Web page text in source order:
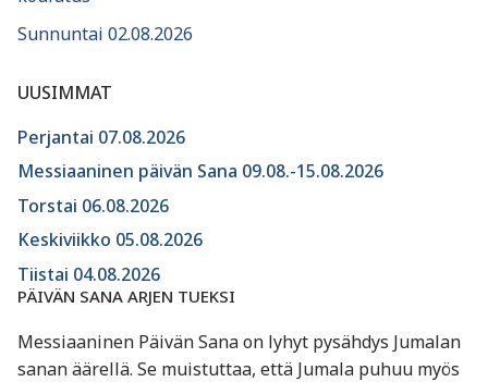
Sunnuntai 02.08.2026
UUSIMMAT
Perjantai 07.08.2026
Messiaaninen päivän Sana 09.08.-15.08.2026
Torstai 06.08.2026
Keskiviikko 05.08.2026
Tiistai 04.08.2026
PÄIVÄN SANA ARJEN TUEKSI
Messiaaninen Päivän Sana on lyhyt pysähdys Jumalan
sanan äärellä. Se muistuttaa, että Jumala puhuu myös